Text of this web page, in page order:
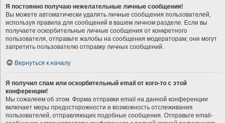
Я постоянно получаю нежелательные личные сообщения!
Вы можете автоматически удалять личные сообщения пользователей,
используя правила для сообщений в вашем личном разделе. Если вы
получаете оскорбительные личные сообщения от конкретного
пользователя, отправьте жалобы на сообщения модераторам; они могут
запретить пользователю отправку личных сообщений.
Вернуться к началу
Я получил спам или оскорбительный email от кого-то с этой
конференции!
Мы сожалеем об этом. Форма отправки email на данной конференции
включает меры предосторожности и возможность отслеживания
пользователей, отправляющих подобные сообщения. Отправьте email-